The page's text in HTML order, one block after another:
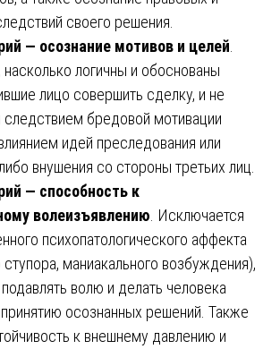
своего решения.
— осознание мотивов и целей
насколько логичны и обоснованы
лицо совершить сделку, и не
следствием бредовой мотивации
идей преследования или
внушения со стороны третьих лиц.
— способность к
волеизъявлению . Исключается
психопатологического аффекта
маниакального возбуждения),
волю и делать человека
осознанных решений. Также
к внешнему давлению и